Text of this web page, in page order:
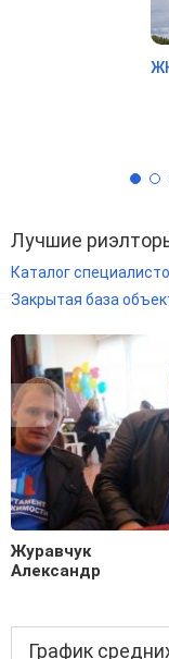
Лучшие
Каталог
Закрытая база
Журавчук
Александр
График